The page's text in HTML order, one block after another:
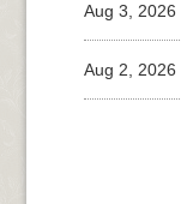
Aug 3, 2026
Aug 2, 2026